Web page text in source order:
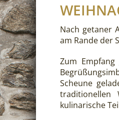
Nach getaner
am Rande der
Zum
Scheune
traditionellen
kulinarische